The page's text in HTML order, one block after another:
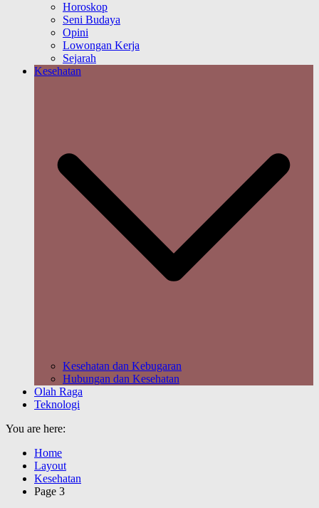
Horoskop
Seni Budaya
Opini
Lowongan Kerja
Sejarah
Kesehatan
Kesehatan dan Kebugaran
Hubungan dan Kesehatan
Olah Raga
Teknologi
You are here:
Home
Layout
Kesehatan
Page 3